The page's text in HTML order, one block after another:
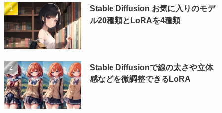
Stable Diffusion お気に入りのモデ
ル20種類とLoRAを4種類
Stable Diffusionで線の太さや立体
感などを微調整できるLoRA